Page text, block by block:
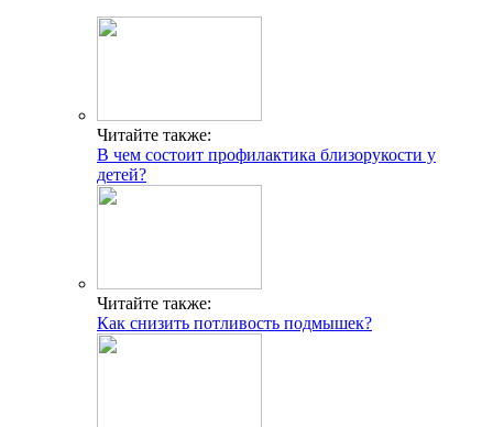
Читайте также:
В чем состоит профилактика близорукости у
детей?
Читайте также:
Как снизить потливость подмышек?